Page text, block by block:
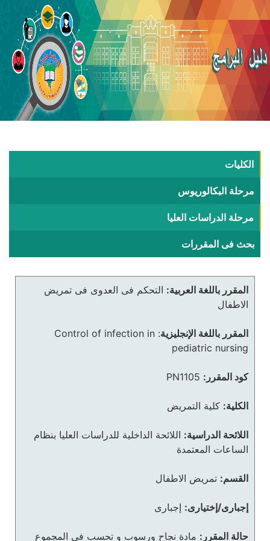
الكليات
مرحلة البكالوريوس
مرحلة الدراسات العليا
بحث فى المقررات
المقرر باللغة العربية: التحكم فى العدوى فى تمريض
الاطفال
المقرر باللغة الإنجليزية:
Control of infection in
pediatric nursing
كود المقرر: PN1105
الكلية: كلية التمريض
اللائحة الدراسية: اللائحة الداخلية للدراسات العليا بنظام
الساعات المعتمدة
القسم: تمريض الاطفال
إجبارى/إختيارى: إجبارى
حالة المقرر: مادة نجاح ورسوب و تحسب في المجموع